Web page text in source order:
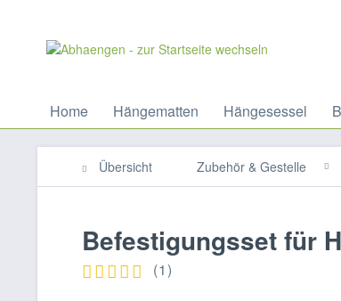
Home Hängematten Hängesessel
Übersicht Zubehör & Gestelle
Befestigungsset für
(1)